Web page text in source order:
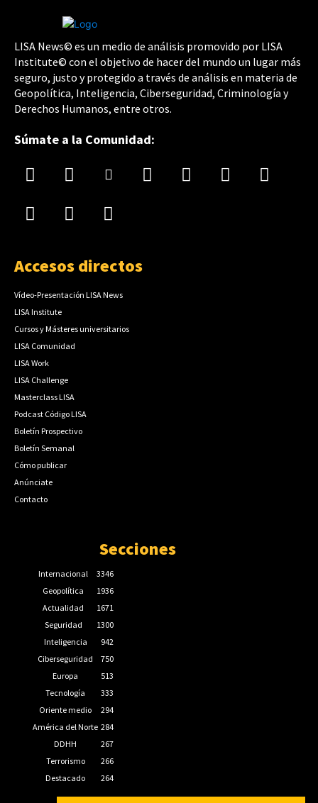
LISA News© es un medio de análisis promovido por LISA
Institute© con el objetivo de hacer del mundo un lugar más
seguro, justo y protegido a través de análisis en materia de
Geopolítica, Inteligencia, Ciberseguridad, Criminología y
Derechos Humanos, entre otros.
Súmate a la Comunidad:
Accesos directos
Vídeo-Presentación LISA News
LISA Institute
Cursos y Másteres universitarios
LISA Comunidad
LISA Work
LISA Challenge
Masterclass LISA
Podcast Código LISA
Boletín Prospectivo
Boletín Semanal
Cómo publicar
Anúnciate
Contacto
Secciones
Internacional
3346
Geopolítica
1936
Actualidad
1671
Seguridad
1300
Inteligencia
942
Ciberseguridad
750
Europa
513
Tecnología
333
Oriente medio
294
América del Norte 284
DDHH
267
Terrorismo
266
Destacado
264